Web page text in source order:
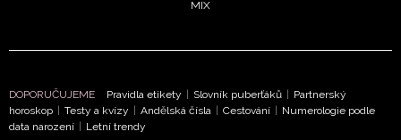
MIX
DOPORUČUJEME Pravidla etikety | Slovník puberťáků | Partnerský
horoskop | Testy a kvízy | Andělská čísla | Cestování | Numerologie podle
data narození | Letní trendy